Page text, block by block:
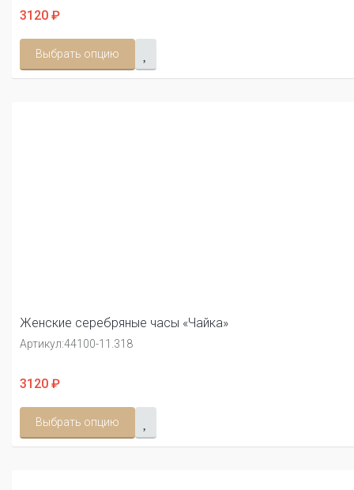
3120 ₽
Выбрать опцию
Женские серебряные часы «Чайка»
Артикул:44100-11.318
3120 ₽
Выбрать опцию